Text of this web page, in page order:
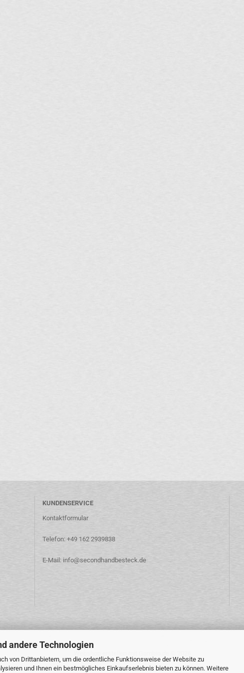
andere Technologien
von Drittanbietern, um die ordentliche Funktionsweise der Website zu
und Ihnen ein bestmögliches Einkaufserlebnis bieten zu können. Weitere
KUNDENSERVICE
Kontaktformular
Telefon: +49 162 2939838
E-Mail: info@secondhandbesteck.de